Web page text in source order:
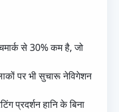
से 30% कम है, जो
पर भी सुचारू नेविगेशन
प्रदर्शन हानि के बिना